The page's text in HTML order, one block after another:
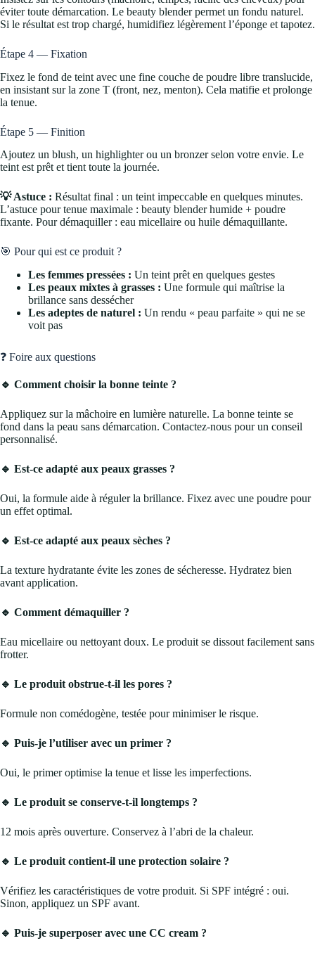
éviter toute démarcation. Le beauty blender permet un fondu naturel.
Si le résultat est trop chargé, humidifiez légèrement l’éponge et tapotez.
Étape 4 — Fixation
Fixez le fond de teint avec une fine couche de poudre libre translucide,
en insistant sur la zone T (front, nez, menton). Cela matifie et prolonge
la tenue.
Étape 5 — Finition
Ajoutez un blush, un highlighter ou un bronzer selon votre envie. Le
teint est prêt et tient toute la journée.
💡 Astuce : Résultat final : un teint impeccable en quelques minutes.
L’astuce pour tenue maximale : beauty blender humide + poudre
fixante. Pour démaquiller : eau micellaire ou huile démaquillante.
🎯 Pour qui est ce produit ?
Les femmes pressées : Un teint prêt en quelques gestes
Les peaux mixtes à grasses : Une formule qui maîtrise la
brillance sans dessécher
Les adeptes de naturel : Un rendu « peau parfaite » qui ne se
voit pas
❓ Foire aux questions
🔹 Comment choisir la bonne teinte ?
Appliquez sur la mâchoire en lumière naturelle. La bonne teinte se
fond dans la peau sans démarcation. Contactez-nous pour un conseil
personnalisé.
🔹 Est-ce adapté aux peaux grasses ?
Oui, la formule aide à réguler la brillance. Fixez avec une poudre pour
un effet optimal.
🔹 Est-ce adapté aux peaux sèches ?
La texture hydratante évite les zones de sécheresse. Hydratez bien
avant application.
🔹 Comment démaquiller ?
Eau micellaire ou nettoyant doux. Le produit se dissout facilement sans
frotter.
🔹 Le produit obstrue-t-il les pores ?
Formule non comédogène, testée pour minimiser le risque.
🔹 Puis-je l’utiliser avec un primer ?
Oui, le primer optimise la tenue et lisse les imperfections.
🔹 Le produit se conserve-t-il longtemps ?
12 mois après ouverture. Conservez à l’abri de la chaleur.
🔹 Le produit contient-il une protection solaire ?
Vérifiez les caractéristiques de votre produit. Si SPF intégré : oui.
Sinon, appliquez un SPF avant.
🔹 Puis-je superposer avec une CC cream ?